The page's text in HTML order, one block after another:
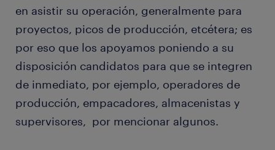
en asistir su operación, generalmente para
proyectos, picos de producción, etcétera; es
por eso que los apoyamos poniendo a su
disposición candidatos para que se integren
de inmediato, por ejemplo, operadores de
producción, empacadores, almacenistas y
supervisores, por mencionar algunos.